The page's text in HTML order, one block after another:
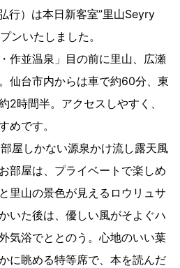
⾏）は本日新客室”里山Seyry
ンいたしました。
作並温泉」目の前に里山、広瀬
仙台市内からは車で約60分、東
2時間半。アクセスしやすく、
めです。
屋しかない源泉かけ流し露天風
部屋は、プライベートで楽しめ
里山の景色が見えるロウリュサ
いた後は、優しい風がそよぐハ
気浴でととのう。心地のいい葉
に眺める特等席で、本を読んだ